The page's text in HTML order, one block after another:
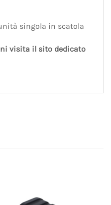
singola in scatola
visita il sito dedicato